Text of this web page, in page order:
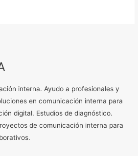
interna. Ayudo a profesionales y
en comunicación interna para
digital. Estudios de diagnóstico.
de comunicación interna para